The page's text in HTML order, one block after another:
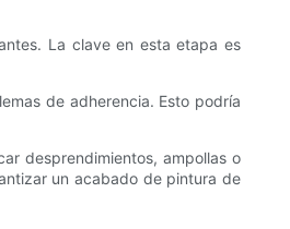
La clave en esta etapa es
de adherencia. Esto podría
desprendimientos, ampollas o
un acabado de pintura de